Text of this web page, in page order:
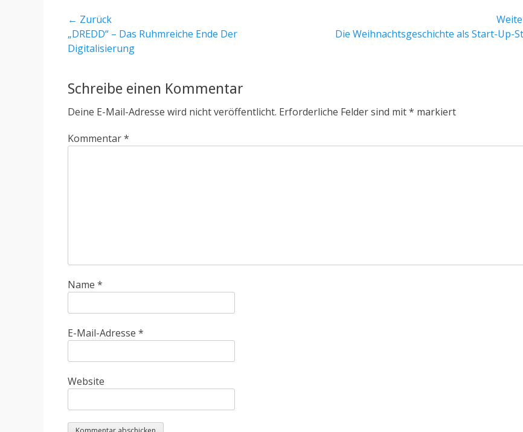
Beitragsnavigation
← Zurück
Vorheriger
Beitrag:
„DREDD“ – Das Ruhmreiche Ende Der
Digitalisierung
NächsterDie Weihnachtsgeschichte als Start-Up-
Schreibe einen Kommentar
Deine E-Mail-Adresse wird nicht veröffentlicht. Erforderliche Felder sind mit* markiert
Kommentar*
Name *
E-Mail-Adresse *
Website